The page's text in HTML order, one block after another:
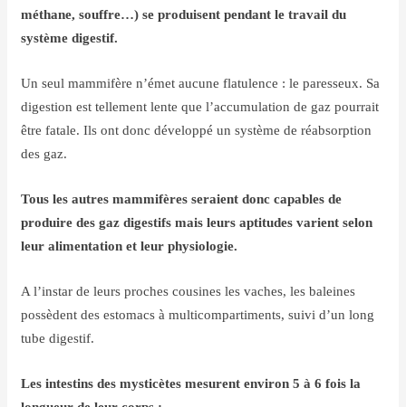
méthane, souffre…) se produisent pendant le travail du
système digestif.
Un seul mammifère n’émet aucune flatulence : le paresseux. Sa
digestion est tellement lente que l’accumulation de gaz pourrait
être fatale. Ils ont donc développé un système de réabsorption
des gaz.
Tous les autres mammifères seraient donc capables de
produire des gaz digestifs mais leurs aptitudes varient selon
leur alimentation et leur physiologie.
A l’instar de leurs proches cousines les vaches, les baleines
possèdent des estomacs à multicompartiments, suivi d’un long
tube digestif.
Les intestins des mysticètes mesurent environ 5 à 6 fois la